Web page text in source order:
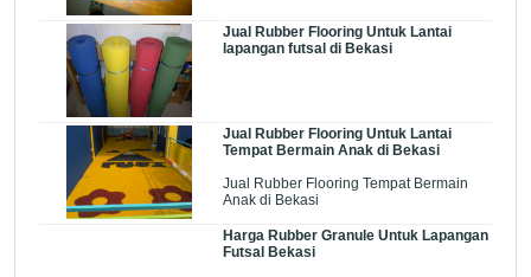
Jual Rubber Flooring Untuk Lantai
lapangan futsal di Bekasi
Jual Rubber Flooring Untuk Lantai
Tempat Bermain Anak di Bekasi
Jual Rubber Flooring Tempat Bermain
Anak di Bekasi
Harga Rubber Granule Untuk Lapangan
Futsal Bekasi